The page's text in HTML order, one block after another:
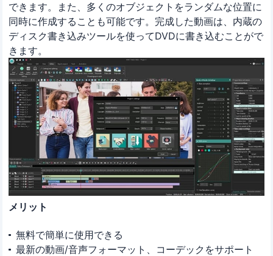
できます。また、多くのオブジェクトをランダムな位置に
同時に作成することも可能です。完成した動画は、内蔵の
ディスク書き込みツールを使ってDVDに書き込むことがで
きます。
メリット
無料で簡単に使用できる
最新の動画/音声フォーマット、コーデックをサポート